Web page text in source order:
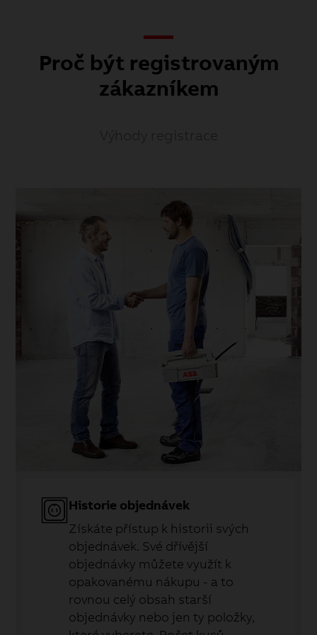
Proč být registrovaným
zákazníkem
Historie objednávek
Získáte přístup k historii svých
objednávek. Své dřívější
objednávky můžete využít k
opakovanému nákupu - a to
rovnou celý obsah starší
objednávky nebo jen ty položky,